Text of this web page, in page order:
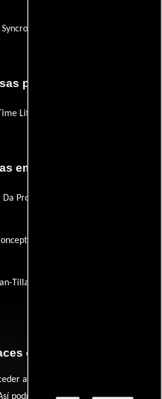
Syncron Film
productoras
Life Films
empresas
Da Productions
International
Tillar Associates
externos
a los recursos externos que
podrás chequear toda la